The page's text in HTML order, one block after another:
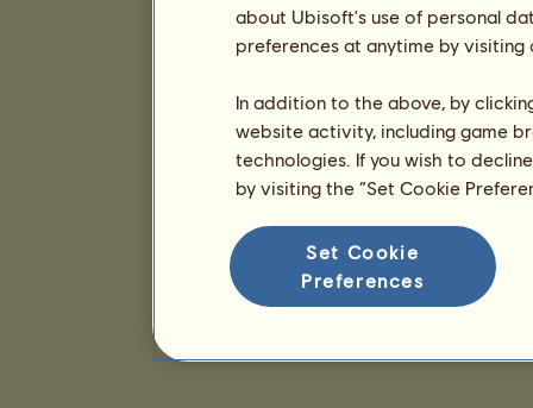
about Ubisoft's use of personal
preferences at anytime by
In addition to the above, by
website activity, including game
technologies. If you wish to
by visiting the “Set Cookie
Set Cookie
Preferences